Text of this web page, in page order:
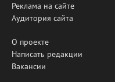
Реклама на сайте
Аудитория сайта
О проекте
Написать редакции
Вакансии